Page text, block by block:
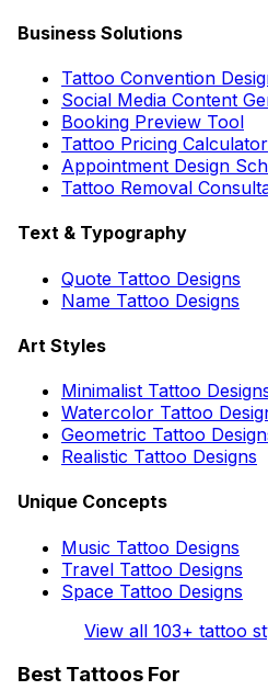
Business Solutions
Tattoo Convention
Social Media Content
Booking Preview Tool
Tattoo Pricing Calculator
Appointment Design
Tattoo Removal
Text & Typography
Quote Tattoo Designs
Name Tattoo Designs
Art Styles
Minimalist Tattoo
Watercolor Tattoo
Geometric Tattoo
Realistic Tattoo Designs
Unique Concepts
Music Tattoo Designs
Travel Tattoo Designs
Space Tattoo Designs
View all 103+ tattoo
Best Tattoos For